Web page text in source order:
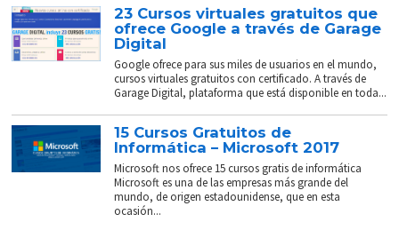
23 Cursos virtuales gratuitos que
ofrece Google a través de Garage
Digital
Google ofrece para sus miles de usuarios en el mundo,
cursos virtuales gratuitos con certificado. A través de
Garage Digital, plataforma que está disponible en toda...
15 Cursos Gratuitos de
Informática – Microsoft 2017
Microsoft nos ofrece 15 cursos gratis de informática
Microsoft es una de las empresas más grande del
mundo, de origen estadounidense, que en esta
ocasión...